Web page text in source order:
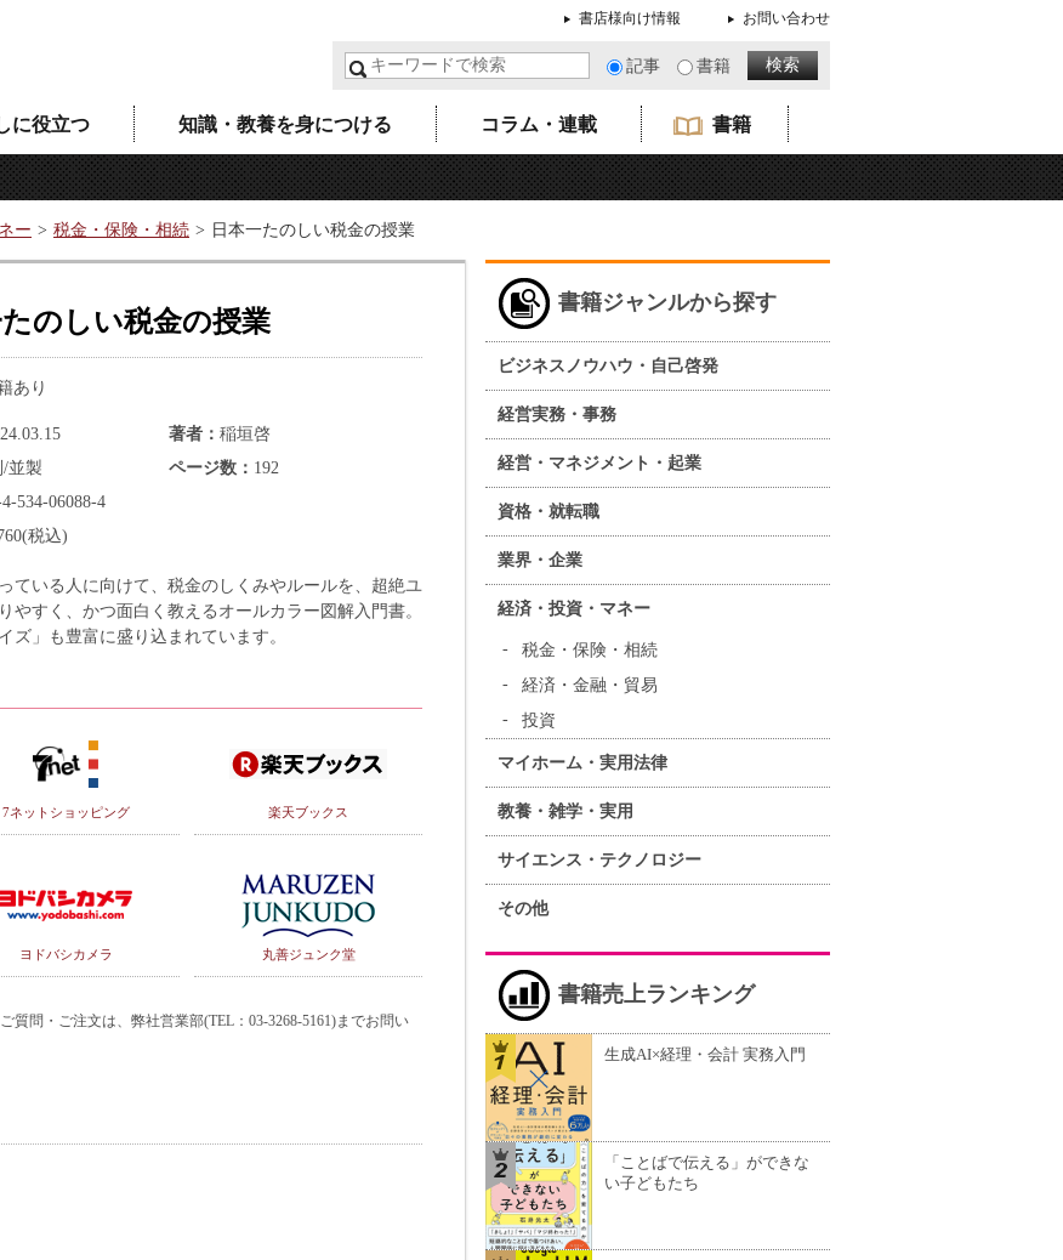
書店様向け情報 お問い合わせ
記事 書籍
に役立つ 知識・教養を身につける コラム・連載 書籍
ー 税金・保険・相続 日本一たのしい税金の授業
たのしい税金の授業
あり
著者
稲垣啓
並製 ページ数
192
534-06088-4
税込)
ている人に向けて、税金のしくみやルールを、超絶ユ
やすく、かつ面白く教えるオールカラー図解入門書。
ズ」も豊富に盛り込まれています。
7ネットショッピング 楽天ブックス
ヨドバシカメラ 丸善ジュンク堂
質問・ご注文は、弊社営業部(TEL：03-3268-5161)までお問い
書籍ジャンルから探す
ビジネスノウハウ・自己啓発
経営実務・事務
経営・マネジメント・起業
資格・就転職
業界・企業
経済・投資・マネー
税金・保険・相続
経済・金融・貿易
投資
マイホーム・実用法律
教養・雑学・実用
サイエンス・テクノロジー
その他
書籍売上ランキング
生成AI×経理・会計 実務入門
「ことばで伝える」ができな
い子どもたち